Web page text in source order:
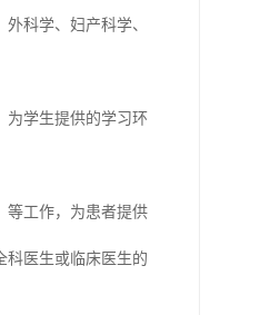
科学、妇产科学、
为学生提供的学习环
等工作，为患者提供
科医生或临床医生的